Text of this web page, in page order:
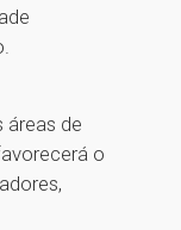
áreas de
o